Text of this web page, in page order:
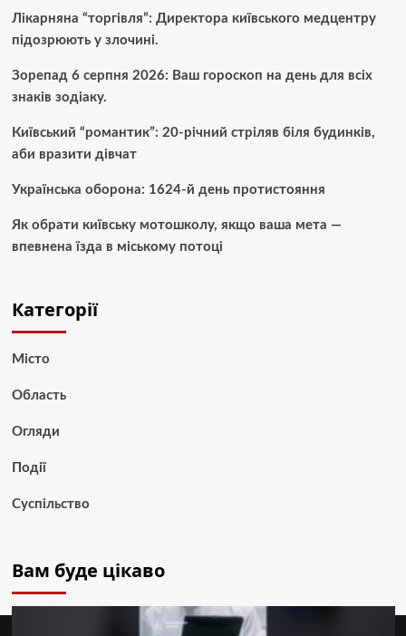
Лікарняна “торгівля”: Директора київського медцентру
підозрюють у злочині.
Зорепад 6 серпня 2026: Ваш гороскоп на день для всіх
знаків зодіаку.
Київський “романтик”: 20-річний стріляв біля будинків,
аби вразити дівчат
Українська оборона: 1624-й день протистояння
Як обрати київську мотошколу, якщо ваша мета —
впевнена їзда в міському потоці
Категорії
Місто
Область
Огляди
Події
Суспільство
Вам буде цікаво